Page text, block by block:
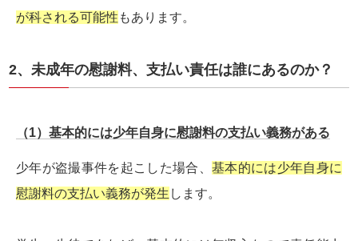
が科される可能性 もあります。
2、未成年の慰謝料、支払い責任は誰にあるのか？
（1）基本的には少年自身に慰謝料の支払い義務がある
少年が盗撮事件を起こした場合、 基本的には少年自身に
慰謝料の支払い義務が発生 します。